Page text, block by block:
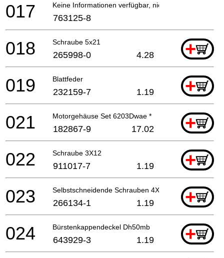
Keine Informationen verfügbar, nicht bestellbar
017 763125-8
Schraube 5x21 +
018 265998-0 4.28
Blattfeder +
019 232159-7 1.19
Motorgehäuse Set 6203Dwae * +
021 182867-9 17.02
Schraube 3X12 +
022 911017-7 1.19
Selbstschneidende Schrauben 4X8 * +
023 266134-1 1.19
Bürstenkappendeckel Dh50mb +
024 643929-3 1.19